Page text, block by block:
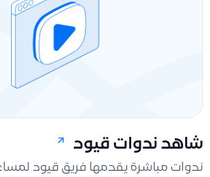
شاهد ندوات قيود
ندوات مباشرة يقدمها فريق قيود